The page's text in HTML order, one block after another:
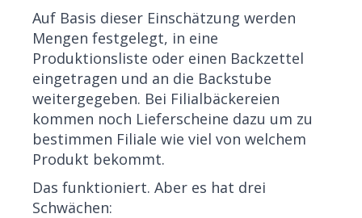
Auf Basis dieser Einschätzung werden
Mengen festgelegt, in eine
Produktionsliste oder einen Backzettel
eingetragen und an die Backstube
weitergegeben. Bei Filialbäckereien
kommen noch Lieferscheine dazu um zu
bestimmen Filiale wie viel von welchem
Produkt bekommt.
Das funktioniert. Aber es hat drei
Schwächen: